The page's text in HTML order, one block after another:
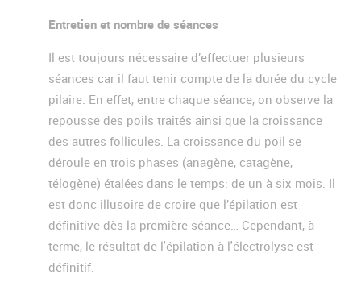
Entretien et nombre de séances
Il est toujours nécessaire d’effectuer plusieurs
séances car il faut tenir compte de la durée du cycle
pilaire. En effet, entre chaque séance, on observe la
repousse des poils traités ainsi que la croissance
des autres follicules. La croissance du poil se
déroule en trois phases (anagène, catagène,
télogène) étalées dans le temps: de un à six mois. Il
est donc illusoire de croire que l’épilation est
définitive dès la première séance… Cependant, à
terme, le résultat de l'épilation à l'électrolyse est
définitif.